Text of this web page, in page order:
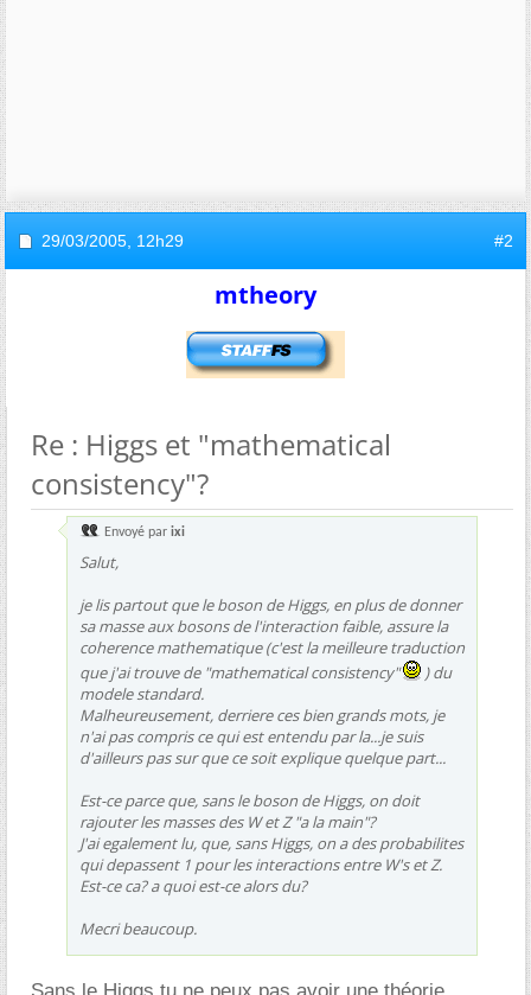
29/03/2005, 12h29 #2
mtheory
Re : Higgs et "mathematical
consistency"?
Envoyé par ixi
Salut,
je lis partout que le boson de Higgs, en plus de donner
sa masse aux bosons de l'interaction faible, assure la
coherence mathematique (c'est la meilleure traduction
que j'ai trouve de "mathematical consistency"
) du
modele standard.
Malheureusement, derriere ces bien grands mots, je
n'ai pas compris ce qui est entendu par la...je suis
d'ailleurs pas sur que ce soit explique quelque part...
Est-ce parce que, sans le boson de Higgs, on doit
rajouter les masses des W et Z "a la main"?
J'ai egalement lu, que, sans Higgs, on a des probabilites
qui depassent 1 pour les interactions entre W's et Z.
Est-ce ca? a quoi est-ce alors du?
Mecri beaucoup.